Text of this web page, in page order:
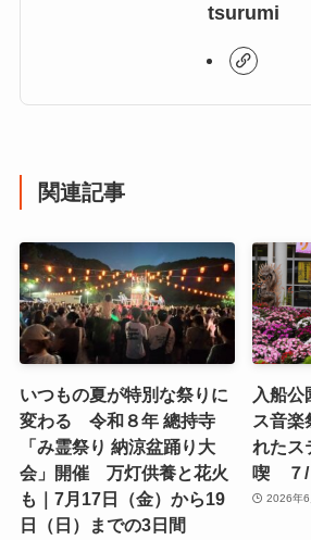
tsurumi
関連記事
いつもの夏が特別な祭りに
変わる 令和８年 總持寺
「み霊祭り 納涼盆踊り大
会」開催 万灯供養と花火
も｜7月17日（金）から19
日（日）までの3日間
入船
ス音
れたス
喫 ７/
2026年6